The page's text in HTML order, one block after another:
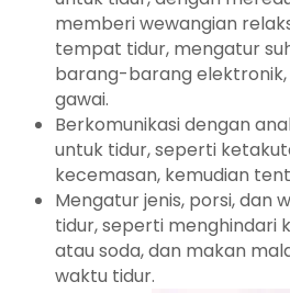
memberi wewangian
tempat tidur, mengatur
barang-barang
gawai.
Berkomunikasi dengan
untuk tidur, seperti
kecemasan, kemudian
Mengatur jenis, porsi, dan
tidur, seperti menghindari
atau soda, dan makan
waktu tidur.